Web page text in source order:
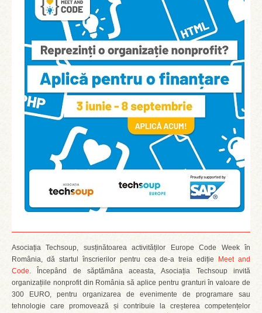
Asociația Techsoup, susținătoarea activităților Europe Code Week în
România, dă startul înscrierilor pentru cea de-a treia ediție
Meet and
Code. Începând de săptămâna aceasta, Asociația Techsoup invită
organizațiile nonprofit din România să aplice pentru granturi în valoare de
300 EURO, pentru organizarea de evenimente de programare sau
tehnologie care promovează și contribuie la creșterea competențelor